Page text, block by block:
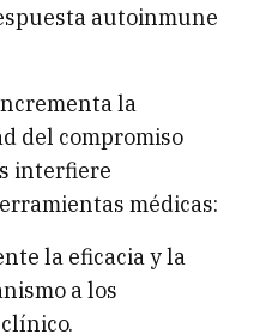
autoinmune
la
del compromiso
interfiere
médicas:
la eficacia y la
a los